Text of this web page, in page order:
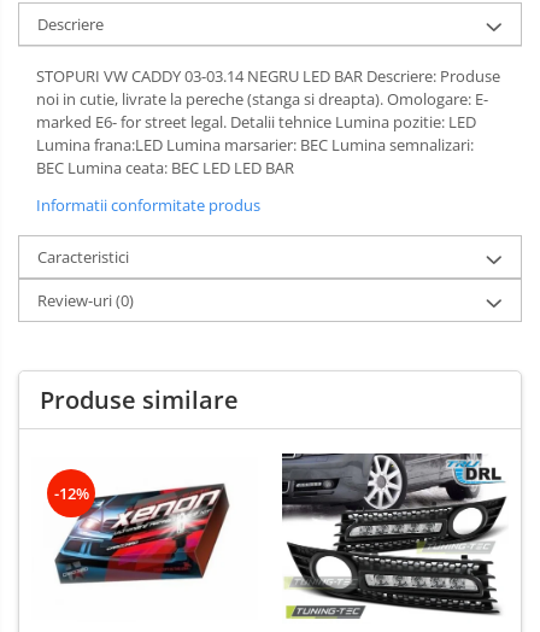
Descriere
STOPURI VW CADDY 03-03.14 NEGRU LED BAR Descriere: Produse
noi in cutie, livrate la pereche (stanga si dreapta). Omologare: E-
marked E6- for street legal. Detalii tehnice Lumina pozitie: LED
Lumina frana:LED Lumina marsarier: BEC Lumina semnalizari:
BEC Lumina ceata: BEC LED LED BAR
Informatii conformitate produs
Caracteristici
Review-uri(0)
Produse similare
-12%